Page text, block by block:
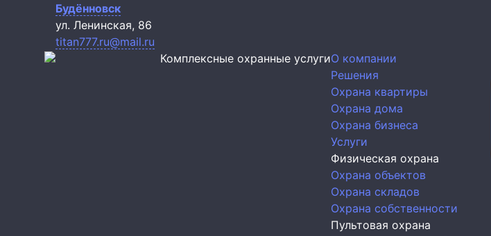
Будённовск
ул. Ленинская, 86
titan777.ru@mail.ru
Комплексные охранные услугиО компании
Решения
Охрана квартиры
Охрана дома
Охрана бизнеса
Услуги
Физическая охрана
Охрана объектов
Охрана складов
Охрана собственности
Пультовая охрана